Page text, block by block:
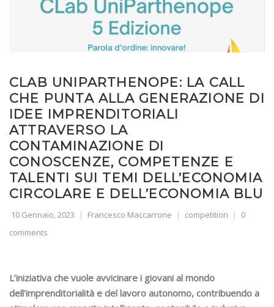
CLAB UNIPARTHENOPE: LA CALL
CHE PUNTA ALLA GENERAZIONE DI
IDEE IMPRENDITORIALI
ATTRAVERSO LA
CONTAMINAZIONE DI
CONOSCENZE, COMPETENZE E
TALENTI SUI TEMI DELL’ECONOMIA
CIRCOLARE E DELL’ECONOMIA BLU
10 Gennaio, 2023 Francesco Maccarrone competition
0
comments
L’iniziativa che vuole avvicinare i giovani al mondo
dell’imprenditorialità e del lavoro autonomo, contribuendo a